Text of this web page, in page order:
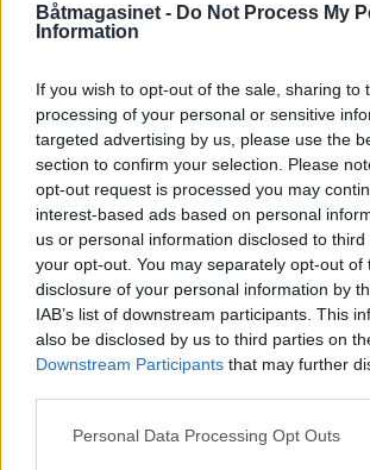
Båtmagasinet - Do Not Process My
Information
If you wish to opt-out of the sale, sharing to
processing of your personal or sensitive
targeted advertising by us, please use the
section to confirm your selection. Please
opt-out request is processed you may
interest-based ads based on personal
us or personal information disclosed to
your opt-out. You may separately opt-out of
disclosure of your personal information by
IAB’s list of downstream participants. This
also be disclosed by us to third parties on
Downstream Participants that may further
Personal Data Processing Opt Outs
Sexolog,
rektor og båtfant